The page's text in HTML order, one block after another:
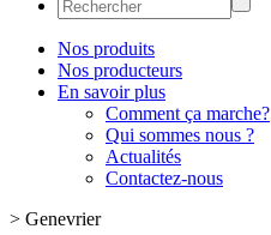
Nos produits
Nos producteurs
En savoir plus
Comment ça marche?
Qui sommes nous ?
Actualités
Contactez-nous
> Genevrier